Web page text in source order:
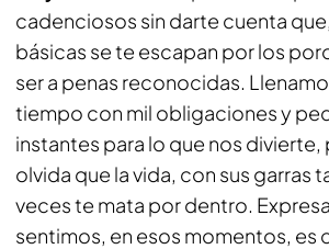
cadenciosos sin darte cuenta
básicas se te escapan por los
ser a penas reconocidas.
tiempo con mil obligaciones y
instantes para lo que nos divierte,
olvida que la vida, con sus garras
veces te mata por dentro.
sentimos, en esos momentos, es